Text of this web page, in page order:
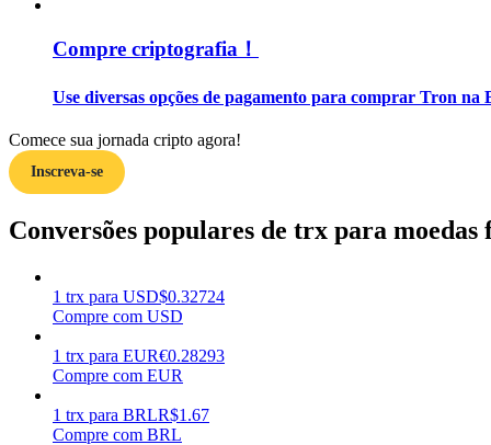
Guia
Estratégias de negociação
Aprenda como se manter lucrativo
Compre criptografia！
Use diversas opções de pagamento para comprar Tron na
Comece sua jornada cripto agora!
Inscreva-se
Conversões populares de trx para moedas
1 trx para USD$0.32724
Compre com USD
1 trx para EUR€0.28293
Compre com EUR
1 trx para BRLR$1.67
Compre com BRL